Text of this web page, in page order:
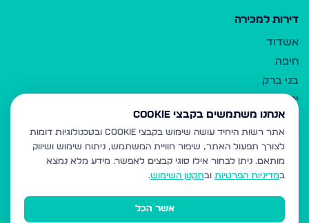
דירות למכירה
אשדוד
חיפה
בני ברק
ירושלים
אלעד
גבעת זאב
בית שמש
רכסים
מודיעין עילית
אנחנו משתמשים בקבצי Cookie
אתר רשות היחיד עושה שימוש בקבצי Cookie ובטכנולוגיות דומות
לצורך תפעול האתר, שיפור חוויית המשתמש, ניתוח שימוש ושיווק
מותאם. ניתן לבחור אילו סוגי קבצים לאפשר. מידע מלא נמצא
במדיניות הפרטיות ובתקנון השימוש.
אשר הכל